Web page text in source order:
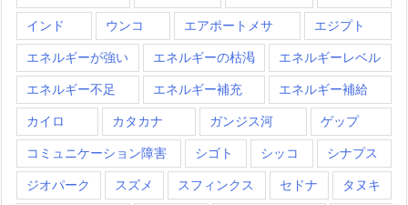
インド ウンコ エアポートメサ エジプト
エネルギーが強い エネルギーの枯渇 エネルギーレベル
エネルギー不足 エネルギー補充 エネルギー補給
カイロ カタカナ ガンジス河 ゲップ
コミュニケーション障害 シゴト シッコ シナプス
ジオパーク スズメ スフィンクス セドナ タヌキ